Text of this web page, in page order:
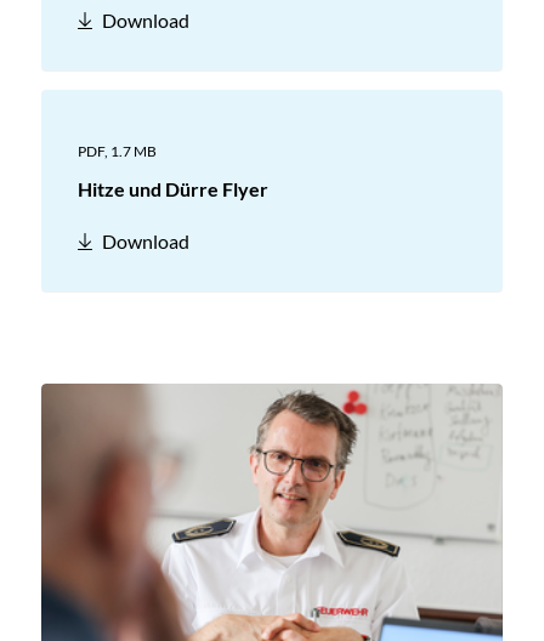
Download
PDF, 1.7 MB
Hitze und Dürre Flyer
Download